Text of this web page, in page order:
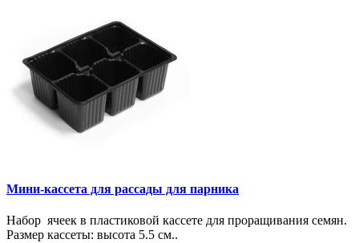
Мини-кассета для рассады для парника
Набор ячеек в пластиковой кассете для проращивания семян.
Размер кассеты: высота 5.5 см..